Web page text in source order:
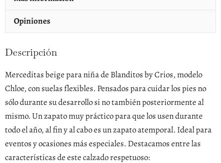
Opiniones
Descripción
Merceditas beige para niña de Blanditos by Crios, modelo
Chloe, con suelas flexibles. Pensados para cuidar los pies no
sólo durante su desarrollo si no también posteriormente al
mismo. Un zapato muy práctico para que los usen durante
todo el año, al fin y al cabo es un zapato atemporal. Ideal para
eventos y ocasiones más especiales. Destacamos entre las
características de este calzado respetuoso: